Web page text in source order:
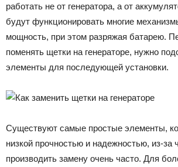
работать не от генератора, а от
будут функционировать многие
мощность, при этом разряжая батарею.
поменять щетки на генераторе, нужно
элементы для последующей установки.
Существуют самые простые элементы,
низкой прочностью и надежностью, из-за
производить замену очень часто. Для